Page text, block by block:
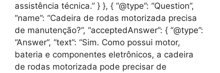
assistência técnica.” } }, { “@type”: “Question”,
“name”: “Cadeira de rodas motorizada precisa
de manutenção?”, “acceptedAnswer”: { “@type”:
“Answer”, “text”: “Sim. Como possui motor,
bateria e componentes eletrônicos, a cadeira
de rodas motorizada pode precisar de